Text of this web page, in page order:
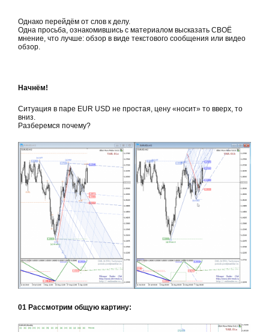
Однако перейдём от слов к делу.
Одна просьба, ознакомившись с материалом высказать СВОЁ
мнение, что лучше: обзор в виде текстового сообщения или видео
обзор.
Начнём!
Ситуация в паре EUR USD не простая, цену «носит» то вверх, то
вниз.
Разберемся почему?
01 Рассмотрим общую картину: